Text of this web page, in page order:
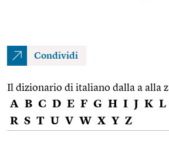
Condividi
Il dizionario di italiano dalla a alla z
A B C D E F G H I J K L
R S T U V W X Y Z